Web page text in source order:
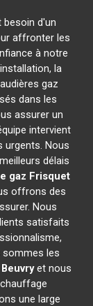
besoin d'un
affronter les
à notre
la
gaz
dans les
assurer un
intervient
urgents. Nous
délais
gaz Frisquet
offrons des
Nous
satisfaits
sommes les
Beuvryet nous
une large